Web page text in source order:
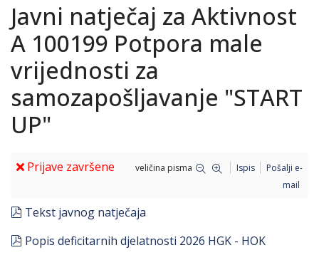
Javni natječaj za Aktivnost
A 100199 Potpora male
vrijednosti za
samozapošljavanje "START
UP"
Prijave završene veličina pisma Ispis
Pošalji e-
mail
pdf
Tekst javnog natječaja
pdf
Popis deficitarnih djelatnosti 2026 HGK - HOK